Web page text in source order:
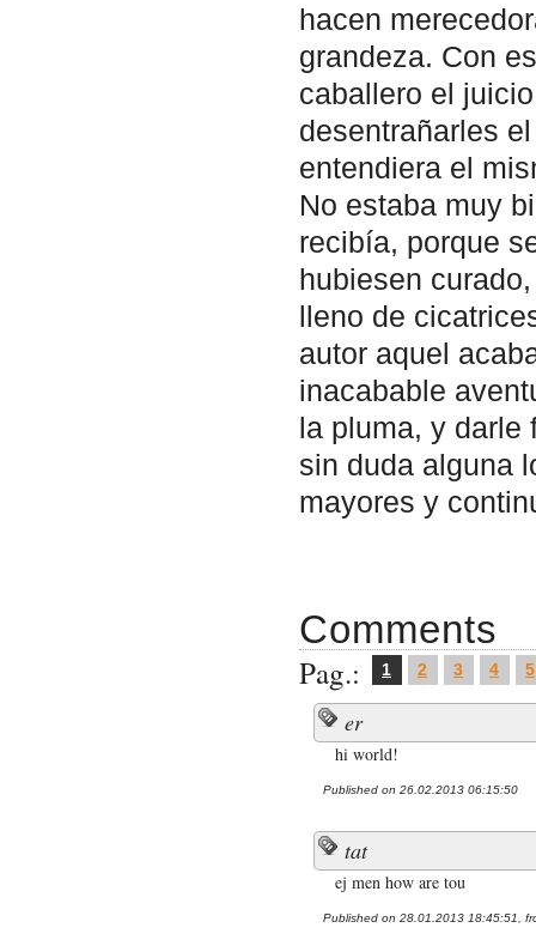
hacen
grandeza. Con
caballero el
desentrañarles
entendiera el
No estaba muy
recibía, porque
hubiesen
lleno de
autor aquel
inacabable
la pluma, y
sin duda alguna
mayores y
Comments
Pag.: 1 2 3 4 5
er
hi world!
Published on 26.02.2013 06:15:50
tat
ej men how are tou
Published on 28.01.2013 18:45:51,